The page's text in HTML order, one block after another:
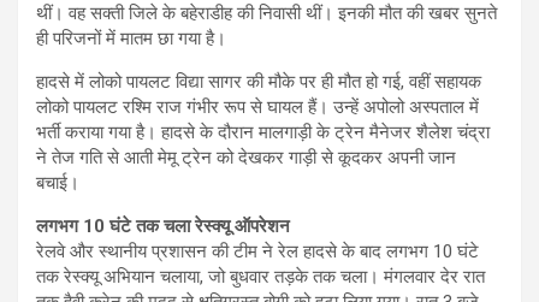
थीं। वह सक्ती जिले के बहेराडीह की निवासी थीं। इनकी मौत की खबर सुनते
ही परिजनों में मातम छा गया है।
हादसे में लोको पायलट विद्या सागर की मौके पर ही मौत हो गई, वहीं सहायक
लोको पायलट रश्मि राज गंभीर रूप से घायल हैं। उन्हें अपोलो अस्पताल में
भर्ती कराया गया है। हादसे के दौरान मालगाड़ी के ट्रेन मैनेजर शैलेश चंद्रा
ने तेज गति से आती मेमू ट्रेन को देखकर गाड़ी से कूदकर अपनी जान
बचाई।
लगभग 10 घंटे तक चला रेस्क्यू ऑपरेशन
रेलवे और स्थानीय प्रशासन की टीम ने रेल हादसे के बाद लगभग 10 घंटे
तक रेस्क्यू अभियान चलाया, जो बुधवार तड़के तक चला। मंगलवार देर रात